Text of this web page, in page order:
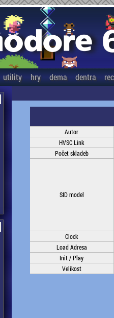
utility hry dema dentra
Autor
HVSC Link
Počet skladeb
SID model
Clock
Load Adresa
Init / Play
Velikost